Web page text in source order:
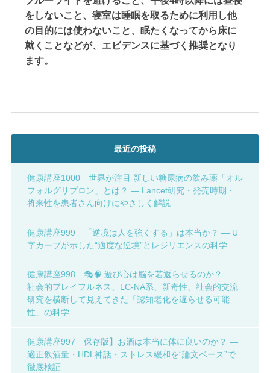
をしないこと、寝室は睡眠を取るために利用し他
の目的には使わないこと、眠たくなってから床に
就くことなどが、エビデンスに基づく推奨となり
ます。
最近の投稿
健康講座1000 世界が注目 新しい糖尿病の飲み薬「オル
フォルグリプロン」とは？ ― Lancet研究・発売時期・
将来性を患者さん向けにやさしく解説 ―
健康講座999 「逆境は人を強くする」は本当か？ ― U
字カーブが示した“適度な逆境”とレジリエンスの科学
健康講座998 🎭🧠 遊び心は脳を若返らせるのか？ ―
社会的プレイフルネス、LC-NA系、新奇性、社会的交流
研究を横断して見えてきた「認知老化を遅らせる可能
性」の科学 ―
健康講座997 保存版】お酒は本当に体に良いのか？ ―
適正飲酒量・HDL神話・ストレス緩和を“論文ベース”で
徹底検証 ―